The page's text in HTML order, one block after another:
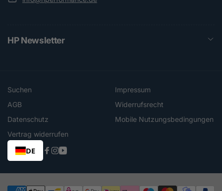
HP Newsletter
Suchen
Impressum
AGB
Widerrufsrecht
Datenschutz
Mobile Nutzungsbedingungen
Vertrag widerrufen
DE
Facebook
Instagram
YouTube